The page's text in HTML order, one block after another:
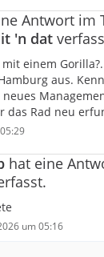
Antwort im
'n dat
einem
aus.
neues
das Rad neu
hat eine
um 05:16